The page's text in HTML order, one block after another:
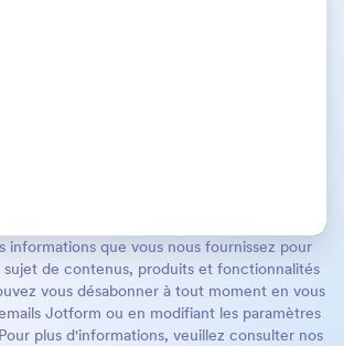
informations que vous nous fournissez pour
de contenus, produits et fonctionnalités
vous désabonner à tout moment en vous
Jotform ou en modifiant les paramètres
plus d'informations, veuillez consulter nos